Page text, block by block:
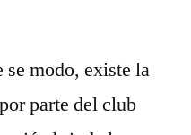
se modo, existe la
parte del club